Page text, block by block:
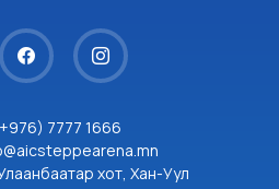
7777 1666
хот, Хан-Уул